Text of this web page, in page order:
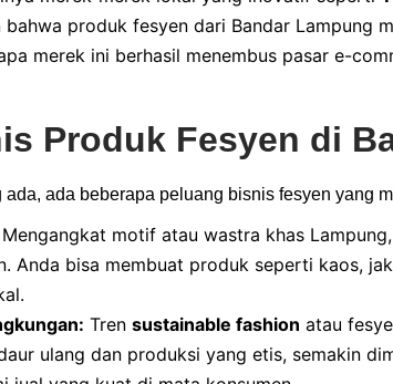
bahwa produk fesyen dari Bandar Lampung
merek ini berhasil menembus pasar e-
Produk Fesyen di
ada beberapa peluang bisnis fesyen yang
Mengangkat motif atau wastra khas
Anda bisa membuat produk seperti kaos,
Tren sustainable fashion atau
ulang dan produksi yang etis, semakin